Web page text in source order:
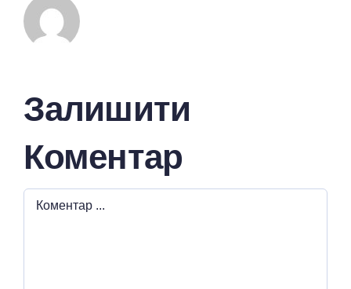
Залишити
Коментар
Comment